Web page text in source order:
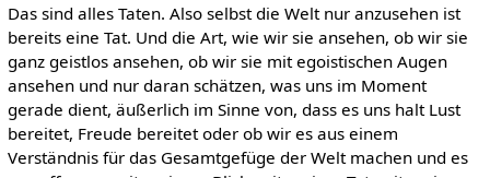
Das sind alles Taten. Also selbst die Welt nur anzusehen ist
bereits eine Tat. Und die Art, wie wir sie ansehen, ob wir sie
ganz geistlos ansehen, ob wir sie mit egoistischen Augen
ansehen und nur daran schätzen, was uns im Moment
gerade dient, äußerlich im Sinne von, dass es uns halt Lust
bereitet, Freude bereitet oder ob wir es aus einem
Verständnis für das Gesamtgefüge der Welt machen und es